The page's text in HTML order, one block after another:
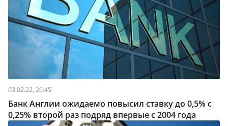
03.02.22, 20:45
Банк Англии ожидаемо повысил ставку до 0,5% с
0,25% второй раз подряд впервые с 2004 года